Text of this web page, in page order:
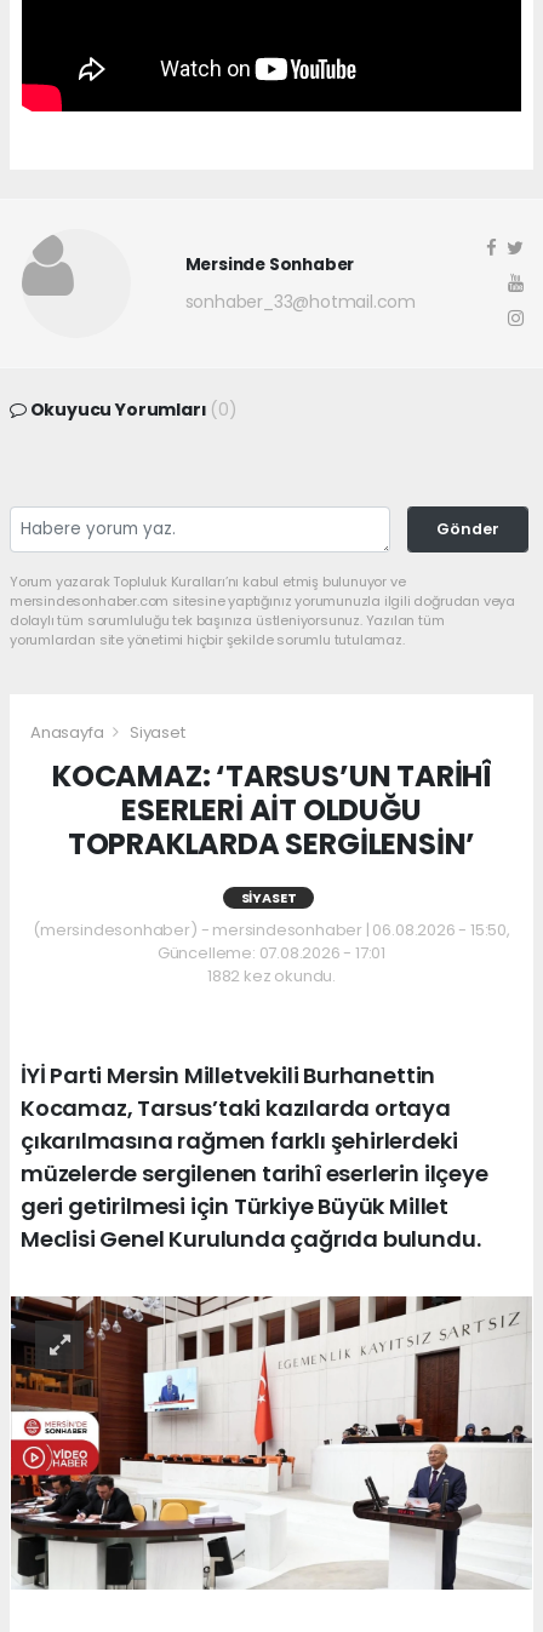
Mersinde Sonhaber
sonhaber_33@hotmail.com
Okuyucu Yorumları (0)
Gönder
Yorum yazarak Topluluk Kuralları’nı kabul etmiş bulunuyor ve
mersindesonhaber.com sitesine yaptığınız yorumunuzla ilgili doğrudan veya
dolaylı tüm sorumluluğu tek başınıza üstleniyorsunuz. Yazılan tüm
yorumlardan site yönetimi hiçbir şekilde sorumlu tutulamaz.
Anasayfa Siyaset
KOCAMAZ: ‘TARSUS’UN TARİHÎ
ESERLERİ AİT OLDUĞU
TOPRAKLARDA SERGİLENSİN’
SIYASET
(mersindesonhaber) - mersindesonhaber | 06.08.2026 - 15:50,
Güncelleme: 07.08.2026 - 17:01
1882 kez okundu.
İYİ Parti Mersin Milletvekili Burhanettin
Kocamaz, Tarsus’taki kazılarda ortaya
çıkarılmasına rağmen farklı şehirlerdeki
müzelerde sergilenen tarihî eserlerin ilçeye
geri getirilmesi için Türkiye Büyük Millet
Meclisi Genel Kurulunda çağrıda bulundu.